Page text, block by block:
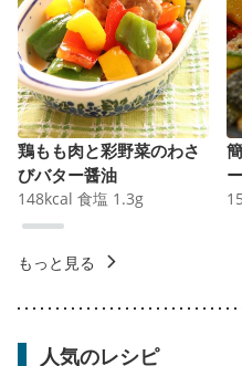
鶏もも肉と彩野菜のわさ
びバター醤油
148kcal 食塩 1.3g
もっと見る
人気のレシピ